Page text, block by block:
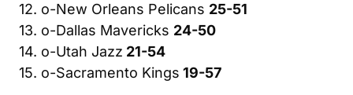
12. o-New Orleans Pelicans 25-51
13. o-Dallas Mavericks 24-50
14. o-Utah Jazz 21-54
15. o-Sacramento Kings 19-57